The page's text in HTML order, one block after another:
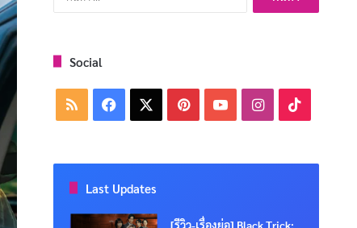
สำหรับ:
Social
RSS Facebook PinterestYouTubeInstagram
Last Updates
[รีวิว-เรื่องย่อ] Black Trick: